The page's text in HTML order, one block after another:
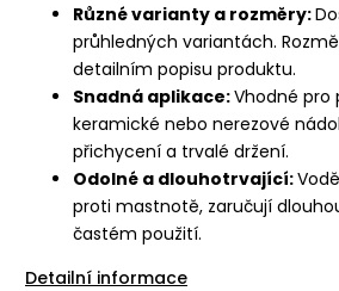
Různé varianty a rozměry:
průhledných variantách.
detailním popisu produktu.
Snadná aplikace:Vhodné pro
keramické nebo nerezové
přichycení a trvalé držení.
Odolné a dlouhotrvající:
proti mastnotě, zaručují
častém použití.
Detailní informace